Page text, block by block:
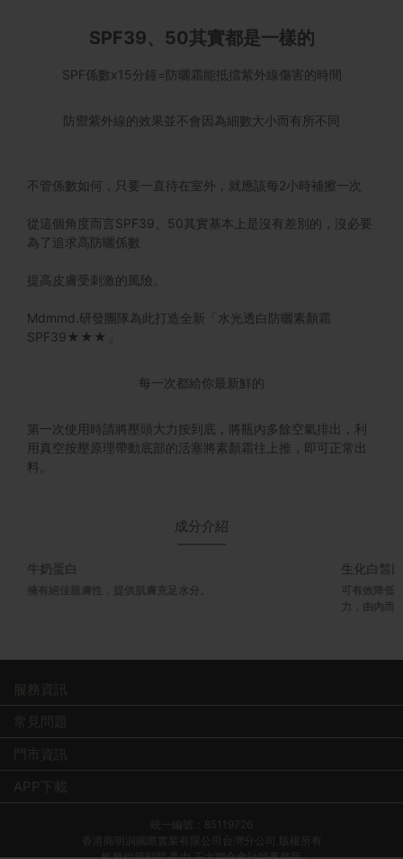
SPF39、50其實都是一樣的
SPF係數x15分鐘=防曬霜能抵擋紫外線傷害的時間
防禦紫外線的效果並不會因為細數大小而有所不同
不管係數如何，只要一直待在室外，就應該每2小時補擦一次
從這個角度而言SPF39、50其實基本上是沒有差別的，沒必要
為了追求高防曬係數
提高皮膚受刺激的風險。
Mdmmd.研發團隊為此打造全新「水光透白防曬素顏霜
SPF39★★★」
每一次都給你最新鮮的
第一次使用時請將壓頭大力按到底，將瓶內多餘空氣排出，利
用真空按壓原理帶動底部的活塞將素顏霜往上推，即可正常出
料。
成分介紹
牛奶蛋白
擁有絕佳親膚性，提供肌膚充足水分。
生化白皙
可有效降低
力，由內而
服務資訊
常見問題
門市資訊
APP下載
統一編號：85119726
香港商明洞國際實業有限公司台灣分公司 版權所有